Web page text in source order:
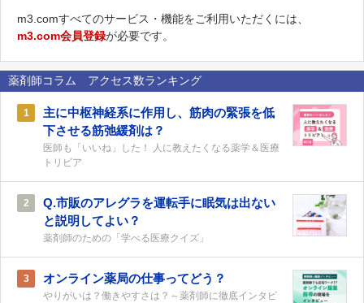
m3.comすべてのサービス・機能をご利用いただくには、
m3.com会員登録が必要です。
薬剤師コラム アクセス数ランキング
1
主に中枢神経系に作用し、筋肉の緊張を低
下させる筋弛緩剤は？
医師も「いいね」した！ 人に教えたくなる薬学＆医療
トリビア
2
Q.市販のアレグラを運転手に眠気は出ない
と説明してよい？
薬剤師のための「学べる医療クイズ」
3 オンライン薬局の仕事ってどう？
やりがいは？働きやすさは？～薬剤師に徹底インタビ